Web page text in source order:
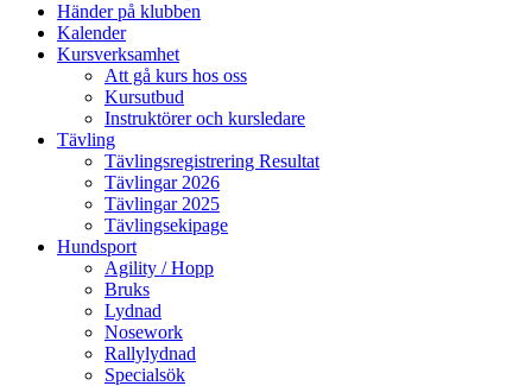
Händer på klubben
Kalender
Kursverksamhet
Att gå kurs hos oss
Kursutbud
Instruktörer och kursledare
Tävling
Tävlingsregistrering Resultat
Tävlingar 2026
Tävlingar 2025
Tävlingsekipage
Hundsport
Agility / Hopp
Bruks
Lydnad
Nosework
Rallylydnad
Specialsök